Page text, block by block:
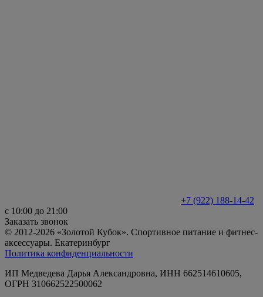
+7 (922) 188-14-42
с 10:00 до 21:00
Заказать звонок
© 2012-2026 «Золотой Кубок». Спортивное питание и фитнес-
аксессуары. Екатеринбург
Политика конфиденциальности
ИП Медведева Дарья Александровна, ИНН 662514610605,
ОГРН 310662522500062